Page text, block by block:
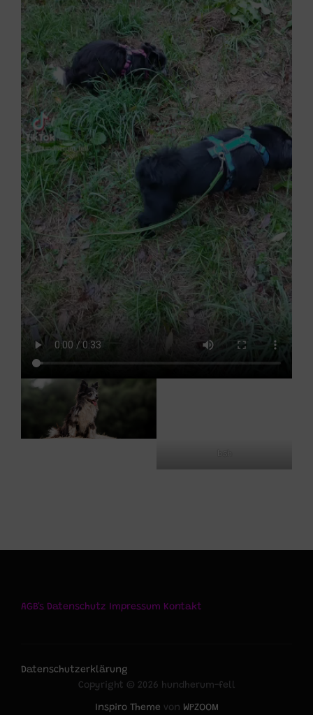
bsh
AGB's Datenschutz Impressum Kontakt
Datenschutzerklärung
Copyright © 2026 hundherum-fell
Inspiro Theme von WPZOOM